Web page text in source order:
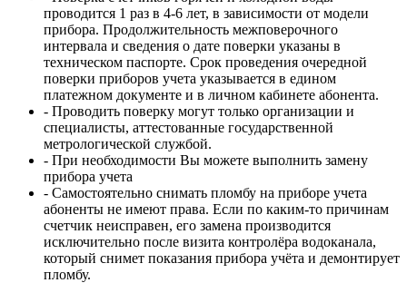
проводится 1 раз в 4-6 лет, в зависимости от модели
прибора. Продолжительность межповерочного
интервала и сведения о дате поверки указаны в
техническом паспорте. Срок проведения очередной
поверки приборов учета указывается в едином
платежном документе и в личном кабинете абонента.
- Проводить поверку могут только организации и
специалисты, аттестованные государственной
метрологической службой.
- При необходимости Вы можете выполнить замену
прибора учета
- Самостоятельно снимать пломбу на приборе учета
абоненты не имеют права. Если по каким-то причинам
счетчик неисправен, его замена производится
исключительно после визита контролёра водоканала,
который снимет показания прибора учёта и демонтирует
пломбу.